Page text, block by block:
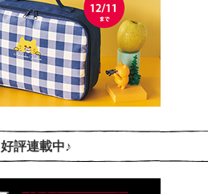
好評連載中♪